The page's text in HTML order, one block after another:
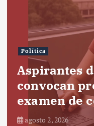
Política
Aspirantes
convocan
examen de
agosto 2, 2026